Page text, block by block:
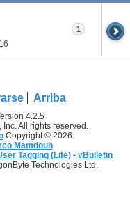
1
Arriba
4.2.5
All rights reserved.
Copyright © 2026.
Mamdouh
Tagging (Lite) - vBulletin
Technologies Ltd.